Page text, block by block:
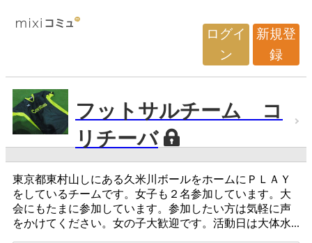
ログイ
ン
新規登
録
フットサルチーム コ
リチーバ
東京都東村山しにある久米川ボールをホームにＰＬＡＹ
をしているチームです。女子も２名参加しています。大
会にもたまに参加しています。参加したい方は気軽に声
をかけてください。女の子大歓迎です。活動日は大体水...